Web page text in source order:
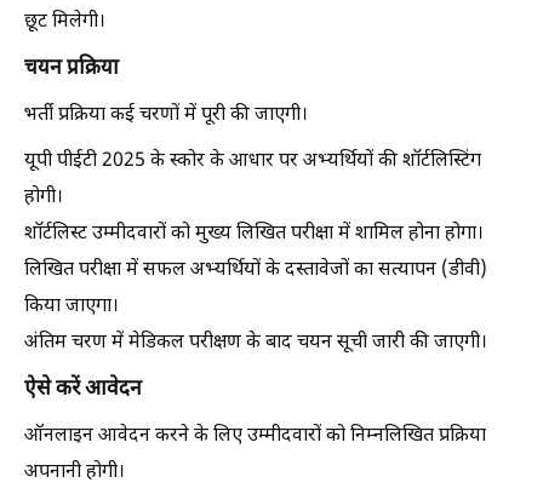
छूट मिलेगी।
चयन प्रक्रिया
भर्ती प्रक्रिया कई चरणों में पूरी की जाएगी।
यूपी पीईटी 2025 के स्कोर के आधार पर अभ्यर्थियों की शॉर्टलिस्टिंग
होगी।
शॉर्टलिस्ट उम्मीदवारों को मुख्य लिखित परीक्षा में शामिल होना होगा।
लिखित परीक्षा में सफल अभ्यर्थियों के दस्तावेजों का सत्यापन (डीवी)
किया जाएगा।
अंतिम चरण में मेडिकल परीक्षण के बाद चयन सूची जारी की जाएगी।
ऐसे करें आवेदन
ऑनलाइन आवेदन करने के लिए उम्मीदवारों को निम्नलिखित प्रक्रिया
अपनानी होगी।